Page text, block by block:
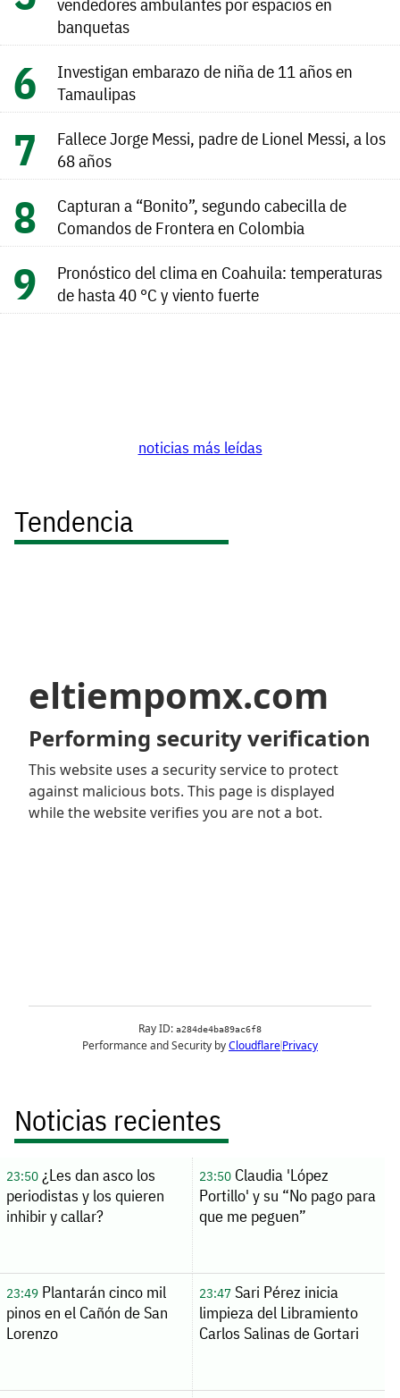
banquetas
Investigan embarazo de niña de 11 años en
Tamaulipas
Fallece Jorge Messi, padre de Lionel Messi, a los
68 años
Capturan a “Bonito”, segundo cabecilla de
Comandos de Frontera en Colombia
Pronóstico del clima en Coahuila: temperaturas
de hasta 40 °C y viento fuerte
noticias más leídas
Tendencia
Noticias recientes
23:50¿Les dan asco los
periodistas y los quieren
inhibir y callar?
23:50Claudia 'López
Portillo' y su “No pago para
que me peguen”
23:49Plantarán cinco mil
pinos en el Cañón de San
Lorenzo
23:47Sari Pérez inicia
limpieza del Libramiento
Carlos Salinas de Gortari